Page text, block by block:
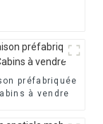
préfabriquée
à vendre